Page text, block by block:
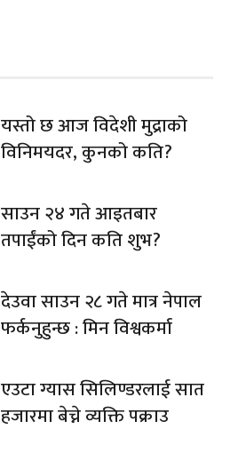
यस्तो छ आज विदेशी मुद्राको
विनिमयदर, कुनको कति?
साउन २४ गते आइतबार
तपाईंको दिन कति शुभ?
देउवा साउन २८ गते मात्र नेपाल
फर्कनुहुन्छ : मिन विश्वकर्मा
एउटा ग्यास सिलिण्डरलाई सात
हजारमा बेच्ने व्यक्ति पक्राउ